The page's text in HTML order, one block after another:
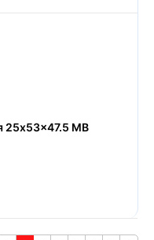
25x53x47.5 MB